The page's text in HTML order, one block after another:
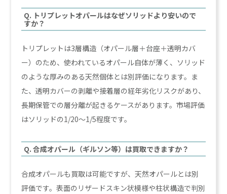
Q. トリプレットオパールはなぜソリッドより安いので
すか？
トリプレットは3層構造（オパール層＋台座＋透明カバ
ー）のため、使われているオパール自体が薄く、ソリッド
のような厚みのある天然個体とは別評価になります。ま
た、透明カバーの剥離や接着層の経年劣化リスクがあり、
長期保管での層分離が起きるケースがあります。市場評価
はソリッドの1/20〜1/5程度です。
Q. 合成オパール（ギルソン等）は買取できますか？
合成オパールも買取は可能ですが、天然オパールとは別
評価です。表面のリザードスキン状模様や柱状構造で判別